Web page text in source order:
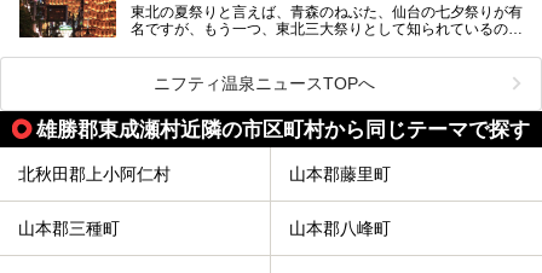
ススメ温泉・銭湯・スパを10件まとめてご紹介します。
東北の夏祭りと言えば、青森のねぶた、仙台の七夕祭りが有
名ですが、もう一つ、東北三大祭りとして知られているのが
毎年8月3日から6日に行われる「秋田竿燈まつり」は、たく
さんの提灯をぶらさげた大きな竿燈を「ドッコイショ」の掛
け声にあわせて秋田駅周辺を練り歩きます。
竿燈の数は230本、１万個の提灯がまるで天の川のように連
なり、秋田の夜を照らします。
竿燈まつりを見た後は、秋田の温泉で骨休め。秋田美人を生
ニフティ温泉ニュースTOPへ
雄勝郡東成瀬村近隣の市区町村から同じテーマで探す
北秋田郡上小阿仁村 山本郡藤里町
山本郡三種町 山本郡八峰町